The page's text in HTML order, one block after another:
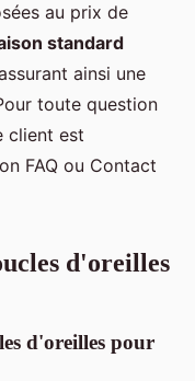
au prix de
standard
ainsi une
toute question
client est
FAQ ou Contact
d'oreilles
d'oreilles pour